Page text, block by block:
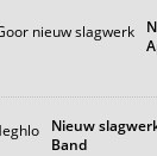
Nieuw
Band